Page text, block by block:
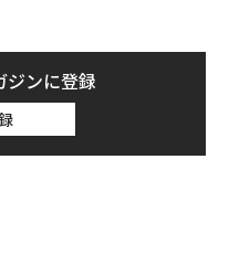
ジンに登録